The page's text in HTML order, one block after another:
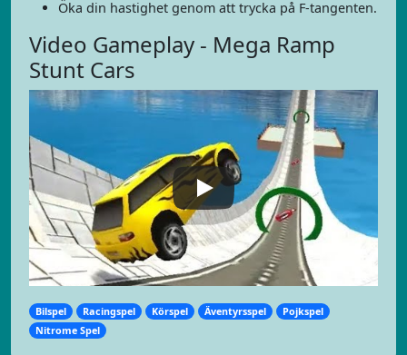
Öka din hastighet genom att trycka på F-tangenten.
Video Gameplay - Mega Ramp
Stunt Cars
Bilspel Racingspel Körspel Äventyrsspel
Pojkspel
Nitrome Spel